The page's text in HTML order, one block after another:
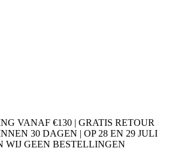
VANAF €130 | GRATIS RETOUR
30 DAGEN | OP 28 EN 29 JULI
WIJ GEEN BESTELLINGEN